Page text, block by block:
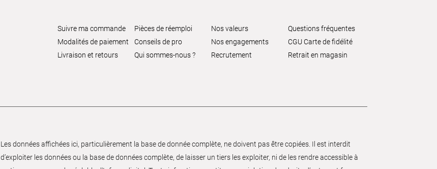
Suivre ma commande
Modalités de paiement
Livraison et retours
Pièces de réemploi
Conseils de pro
Qui sommes-nous ?
Nos valeurs
Nos engagements
Recrutement
Questions fréquentes
CGU Carte de fidélité
Retrait en magasin
Les données affichées ici, particulièrement la base de donnée complète, ne doivent pas être copiées. Il est interdit
d’exploiter les données ou la base de données complète, de laisser un tiers les exploiter, ni de les rendre accessible à